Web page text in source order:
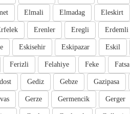
Eleskirt
Elmadag
Elmali
Erdemli
Eregli
Erenler
Eskil
Eskipazar
Eskisehir
Fatsa
Feke
Felahiye
Ferizli
Gazipasa
Gebze
Gediz
Gerger
Germencik
Gerze